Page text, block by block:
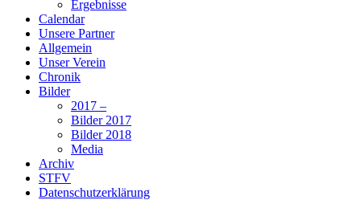
Ergebnisse
Calendar
Unsere Partner
Allgemein
Unser Verein
Chronik
Bilder
2017 –
Bilder 2017
Bilder 2018
Media
Archiv
STFV
Datenschutzerklärung